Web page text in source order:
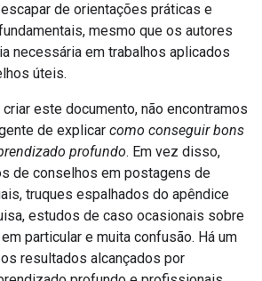
de orientações práticas e
mesmo que os autores
necessária em trabalhos aplicados
úteis.
este documento, não encontramos
de explicar como conseguir bons
profundo. Em vez disso,
de conselhos em postagens de
truques espalhados do apêndice
estudos de caso ocasionais sobre
particular e muita confusão. Há um
resultados alcançados por